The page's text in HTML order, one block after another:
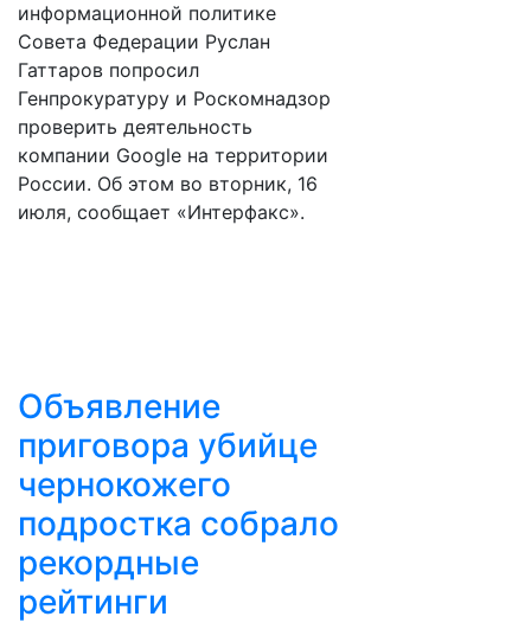
информационной политике
Совета Федерации Руслан
Гаттаров попросил
Генпрокуратуру и Роскомнадзор
проверить деятельность
компании Google на территории
России. Об этом во вторник, 16
июля, сообщает «Интерфакс».
Объявление
приговора убийце
чернокожего
подростка собрало
рекордные
рейтинги